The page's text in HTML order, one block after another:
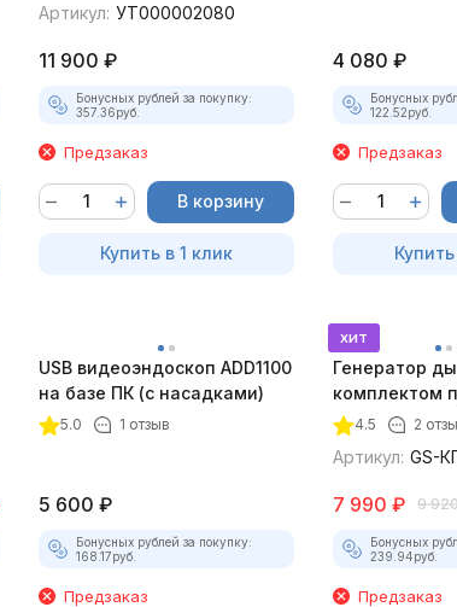
Артикул: УТ000002080
11 900 ₽
Бонусных рублей за покупку:
357.36руб.
Предзаказ
В корзину
Купить в 1 клик
4 080 ₽
Бонусных
122.52руб.
Предзаказ
USB видеоэндоскоп ADD1100
на базе ПК (с насадками)
5.0 1 отзыв
5 600 ₽
Бонусных рублей за покупку:
168.17руб.
Предзаказ
хит
Генератор
комплектом
4.5 2
Артикул: GS-
7 990 ₽ 9
Бонусных
239.94руб.
Предзаказ